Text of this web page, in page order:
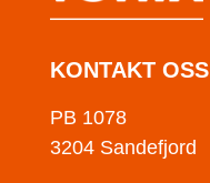
KONTAKT OSS
PB 1078
3204 Sandefjord